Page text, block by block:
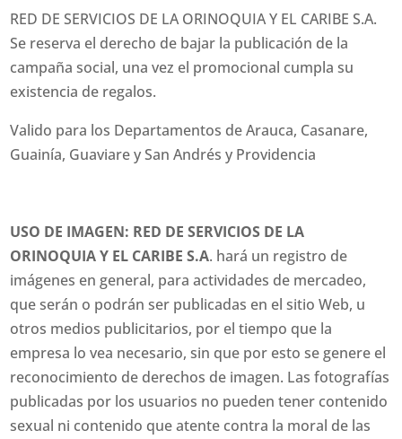
RED DE SERVICIOS DE LA ORINOQUIA Y EL CARIBE S.A.
Se reserva el derecho de bajar la publicación de la
campaña social, una vez el promocional cumpla su
existencia de regalos.
Valido para los Departamentos de Arauca, Casanare,
Guainía, Guaviare y San Andrés y Providencia
USO DE IMAGEN: RED DE SERVICIOS DE LA
ORINOQUIA Y EL CARIBE S.A. hará un registro de
imágenes en general, para actividades de mercadeo,
que serán o podrán ser publicadas en el sitio Web, u
otros medios publicitarios, por el tiempo que la
empresa lo vea necesario, sin que por esto se genere el
reconocimiento de derechos de imagen. Las fotografías
publicadas por los usuarios no pueden tener contenido
sexual ni contenido que atente contra la moral de las